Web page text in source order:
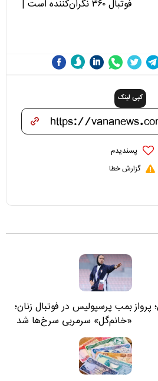
فوتبال ۳۶۰ نگران‌کننده است |
کپی لینک
پسندیدم
گزارش خطا
بمب پرسپولیس در فوتبال زنان؛
«خانم‌گل» سرمربی سرخ‌ها شد